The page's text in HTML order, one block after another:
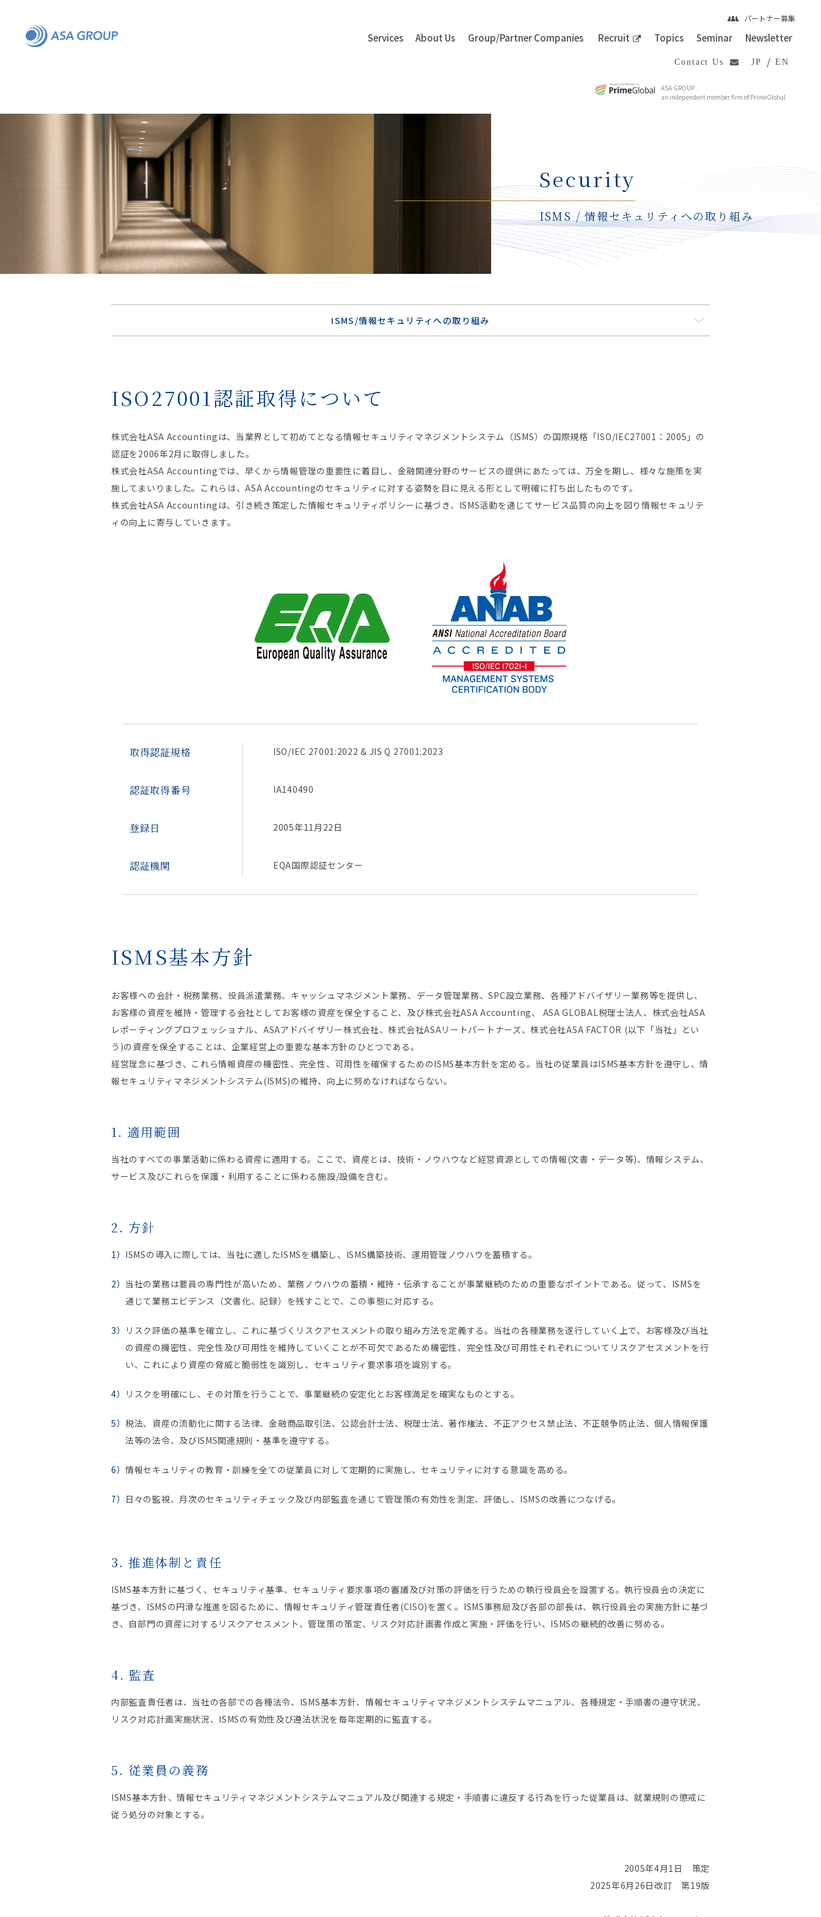
パートナー募集
Services About Us Group/PartnerCompanies Recruit Topics Seminar Newsletter
JP / EN
Contact Us
ASA GROUP
an independent member firm of PrimeGlobal
Security
ISMS / 情報セキュリティへの取り組み
ISMS/情報セキュリティへの取り組み
ISO27001認証取得について
株式会社ASA Accountingは、当業界として初めてとなる情報セキュリティマネジメントシステム（ISMS）の国際規格「ISO/IEC27001：2005」の
認証を2006年2月に取得しました。
株式会社ASA Accountingでは、早くから情報管理の重要性に着目し、金融関連分野のサービスの提供にあたっては、万全を期し、様々な施策を実
施してまいりました。これらは、ASA Accountingのセキュリティに対する姿勢を目に見える形として明確に打ち出したものです。
株式会社ASA Accountingは、引き続き策定した情報セキュリティポリシーに基づき、ISMS活動を通じてサービス品質の向上を図り情報セキュリテ
ィの向上に寄与していきます。
取得認証規格 ISO/IEC 27001:2022 & JIS Q 27001:2023
認証取得番号 IA140490
登録日 2005年11月22日
認証機関 EQA国際認証センター
ISMS基本方針
お客様ヘの会計・税務業務、役員派遣業務、キャッシュマネジメント業務、データ管理業務、SPC設立業務、各種アドバイザリー業務等を提供し、
お客様の資産を維持・管理する会社としてお客様の資産を保全すること、及び株式会社ASA Accounting、 ASA GLOBAL税理士法人、株式会社ASA
レポーティングプロフェッショナル、ASAアドバイザリー株式会社、株式会社ASAリートパートナーズ、株式会社ASA FACTOR (以下「当社」とい
う)の資産を保全することは、企業経営上の重要な基本方針のひとつである。
経営理念に基づき、これら情報資産の機密性、完全性、可用性を確保するためのISMS基本方針を定める。当社の従業員はISMS基本方針を遵守し、情
報セキュリティマネジメントシステム(ISMS)の維持、向上に努めなければならない。
1. 適用範囲
当社のすべての事業活動に係わる資産に適用する。ここで、資産とは、技術・ノウハウなど経営資源としての情報(文書・データ等)、情報システム、
サービス及びこれらを保護・利用することに係わる施設/設備を含む。
2. 方針
ISMSの導入に際しては、当社に適したISMSを構築し、ISMS構築技術、運用管理ノウハウを蓄積する。
当社の業務は要員の専門性が高いため、業務ノウハウの蓄積・維持・伝承することが事業継続のための重要なポイントである。従って、ISMSを
通じて業務エビデンス（文書化、記録）を残すことで、この事態に対応する。
リスク評価の基準を確立し、これに基づくリスクアセスメントの取り組み方法を定義する。当社の各種業務を遂行していく上で、お客様及び当社
の資産の機密性、完全性及び可用性を維持していくことが不可欠であるため機密性、完全性及び可用性それぞれについてリスクアセスメントを行
い、これにより資産の脅威と脆弱性を識別し、セキュリティ要求事項を識別する。
リスクを明確にし、その対策を行うことで、事業継続の安定化とお客様満足を確実なものとする。
税法、資産の流動化に関する法律、金融商品取引法、公認会計士法、税理士法、著作権法、不正アクセス禁止法、不正競争防止法、個人情報保護
法等の法令、及びISMS関連規則・基準を遵守する。
情報セキュリティの教育・訓練を全ての従業員に対して定期的に実施し、セキュリティに対する意識を高める。
日々の監視、月次のセキュリティチェック及び内部監査を通じて管理策の有効性を測定、評価し、ISMSの改善につなげる。
3. 推進体制と責任
ISMS基本方針に基づく、セキュリティ基準、セキュリティ要求事項の審議及び対策の評価を行うための執行役員会を設置する。執行役員会の決定に
基づき、ISMSの円滑な推進を図るために、情報セキュリティ管理責任者(CISO)を置く。ISMS事務局及び各部の部長は、執行役員会の実施方針に基づ
き、自部門の資産に対するリスクアセスメン卜、管理策の策定、リスク対応計画書作成と実施・評価を行い、ISMSの継続的改善に努める。
4. 監査
内部監査責任者は、当社の各部での各種法令、ISMS基本方針、情報セキュリティマネジメントシステムマニュアル、各種規定・手順書の遵守状況、
リスク対応計画実施状況、ISMSの有効性及び遵法状況を毎年定期的に監査する。
5. 従業員の義務
ISMS基本方針、情報セキュリティマネジメントシステムマニュアル及び関連する規定・手順書に違反する行為を行った従業員は、就業規則の懲戒に
従う処分の対象とする。
2005年4月1日 策定
2025年6月26日改訂 第19版